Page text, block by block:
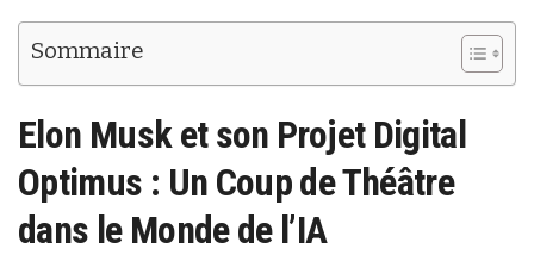
Sommaire
Elon Musk et son Projet Digital
Optimus : Un Coup de Théâtre
dans le Monde de l’IA